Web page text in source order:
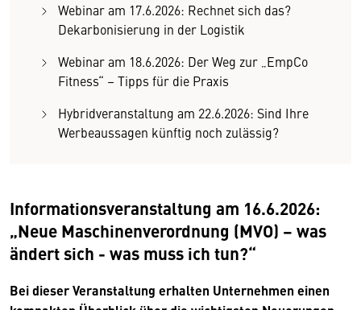
Webinar am 17.6.2026: Rechnet sich das?
Dekarbonisierung in der Logistik
Webinar am 18.6.2026: Der Weg zur „EmpCo
Fitness“ – Tipps für die Praxis
Hybridveranstaltung am 22.6.2026: Sind Ihre
Werbeaussagen künftig noch zulässig?
Informationsveranstaltung am 16.6.2026:
„Neue Maschinenverordnung (MVO) – was
ändert sich - was muss ich tun?“
Bei dieser Veranstaltung erhalten Unternehmen einen